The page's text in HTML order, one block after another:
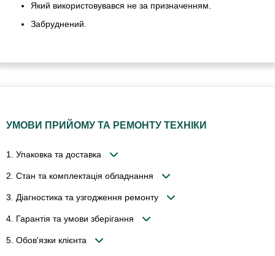
Який використовувався не за призначенням.
Забруднений.
УМОВИ ПРИЙОМУ ТА РЕМОНТУ ТЕХНІКИ
1. Упаковка та доставка
2. Стан та комплектація обладнання
3. Діагностика та узгодження ремонту
4. Гарантія та умови зберігання
5. Обов'язки клієнта